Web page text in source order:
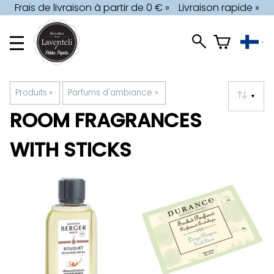
Frais de livraison à partir de 0 € » Livraison rapide »
Produits ‪» Parfums d'ambiance ‪» ▼
ROOM FRAGRANCES
WITH STICKS